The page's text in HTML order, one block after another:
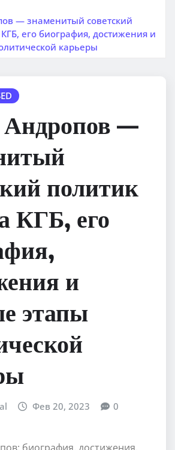
— знаменитый советский
его биография, достижения и
карьеры
—
политик
КГБ, его
и
этапы
Фев 20, 2023 0